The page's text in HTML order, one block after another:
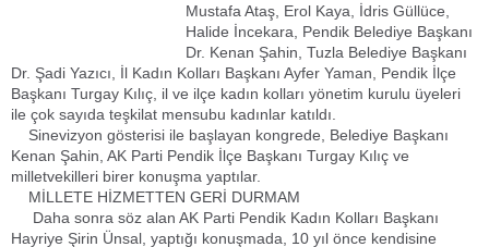
Mustafa Ataş, Erol Kaya, İdris Güllüce,
Halide İncekara, Pendik Belediye Başkanı
Dr. Kenan Şahin, Tuzla Belediye Başkanı
Dr. Şadi Yazıcı, İl Kadın Kolları Başkanı Ayfer Yaman, Pendik İlçe
Başkanı Turgay Kılıç, il ve ilçe kadın kolları yönetim kurulu üyeleri
ile çok sayıda teşkilat mensubu kadınlar katıldı.
Sinevizyon gösterisi ile başlayan kongrede, Belediye Başkanı
Kenan Şahin, AK Parti Pendik İlçe Başkanı Turgay Kılıç ve
milletvekilleri birer konuşma yaptılar.
MİLLETE HİZMETTEN GERİ DURMAM
Daha sonra söz alan AK Parti Pendik Kadın Kolları Başkanı
Hayriye Şirin Ünsal, yaptığı konuşmada, 10 yıl önce kendisine